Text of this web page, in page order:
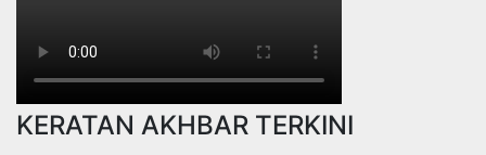
KERATAN AKHBAR TERKINI